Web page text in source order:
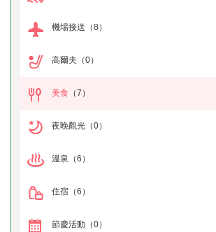
機場接送 （8）
高爾夫 （0）
美食 （7）
夜晚觀光 （0）
溫泉 （6）
住宿 （6）
節慶活動 （0）